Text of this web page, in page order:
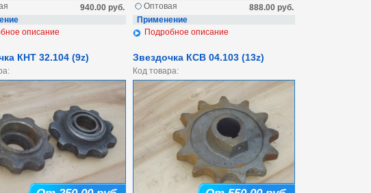
940.00 руб.
описание
888.00 руб.
Оптовая
Применение
Подробное описание
КНТ 32.104 (9z) Звездочка КСВ 04.103 (13z)
Код товара: